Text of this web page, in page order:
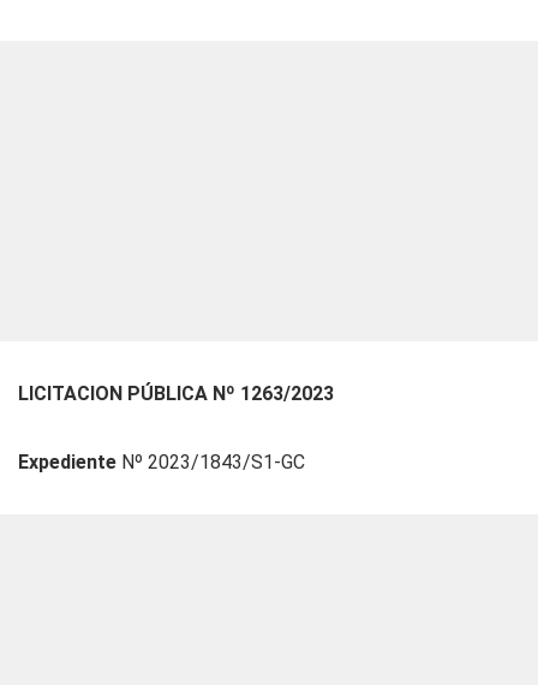
LICITACION PÚBLICA Nº 1263/2023
Expediente Nº 2023/1843/S1-GC